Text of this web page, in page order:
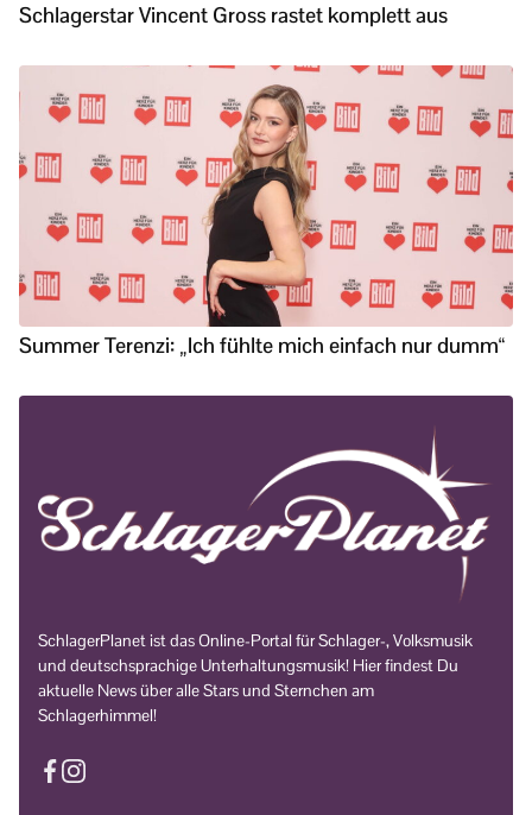
Schlagerstar Vincent Gross rastet komplett aus
Summer Terenzi: „Ich fühlte mich einfach nur dumm“
SchlagerPlanet ist das Online-Portal für Schlager-, Volksmusik
und deutschsprachige Unterhaltungsmusik! Hier findest Du
aktuelle News über alle Stars und Sternchen am
Schlagerhimmel!